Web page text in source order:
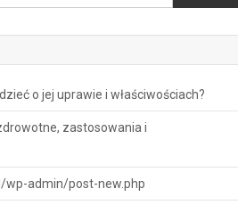
o jej uprawie i właściwościach?
zastosowania i
wp-admin/post-new.php